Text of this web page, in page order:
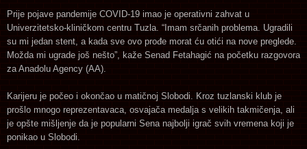
Prije pojave pandemije COVID-19 imao je operativni zahvat u
Univerzitetsko-kliničkom centru Tuzla. “Imam srčanih problema. Ugradili
su mi jedan stent, a kada sve ovo prođe morat ću otići na nove preglede.
Možda mi ugrade još nešto”, kaže Senad Fetahagić na početku razgovora
za Anadolu Agency (AA).
Karijeru je počeo i okončao u matičnoj Slobodi. Kroz tuzlanski klub je
prošlo mnogo reprezentavaca, osvajača medalja s velikih takmičenja, ali
je opšte mišljenje da je popularni Sena najbolji igrač svih vremena koji je
ponikao u Slobodi.